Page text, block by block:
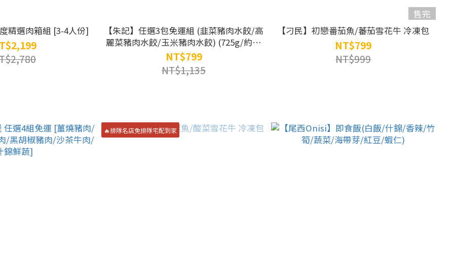
精選肉箱組 [3-4人份]
【朱記】任選3包免運組 (韭菜豬肉水餃/高
麗菜豬肉水餃/玉米豬肉水餃) (725g/約25
顆/包)
NT$799
NT$1,135
售完
【刁民】初戀番茄魚/蕃茄雪花牛 冷凍包
NT$799
NT$999
🔥排隊名店免排隊宅配到家